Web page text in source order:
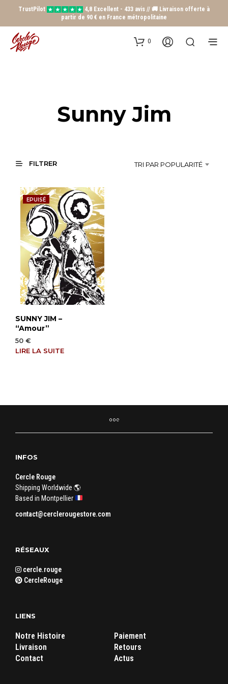
TrustPilot
4,8 Excellent - 433 avis // 🚚 Livraison offerte à
partir de 90 € en France métropolitaine
0
Sunny Jim
FILTRER TRI PAR POPULARITÉ
EPUISÉ
SUNNY JIM –
“Amour”
50 €
LIRE LA SUITE
INFOS
Cercle Rouge
Shipping Worldwide 🌎
Based in Montpellier
contact@cerclerougestore.com
RÉSEAUX
cercle.rouge
CercleRouge
LIENS
Notre Histoire
Livraison
Contact
Paiement
Retours
Actus